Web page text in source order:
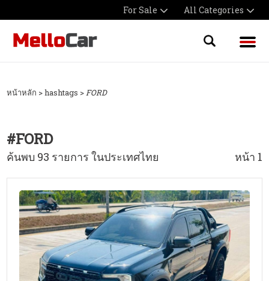
For Sale All Categories
หน้าหลัก > hashtags >FORD
#FORD
ค้นพบ 93 รายการ ในประเทศไทย หน้า 1